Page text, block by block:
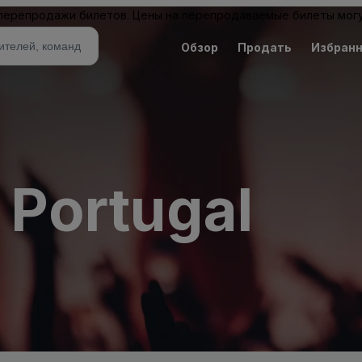
билетов. Цены на перепродаваемые билеты
Обзор Продать